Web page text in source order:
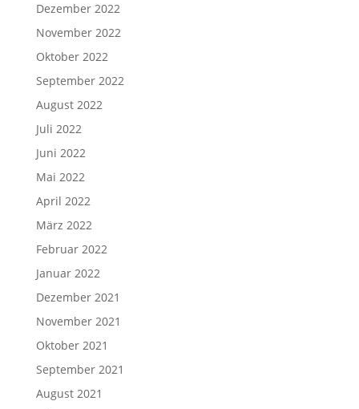
Dezember 2022
November 2022
Oktober 2022
September 2022
August 2022
Juli 2022
Juni 2022
Mai 2022
April 2022
März 2022
Februar 2022
Januar 2022
Dezember 2021
November 2021
Oktober 2021
September 2021
August 2021